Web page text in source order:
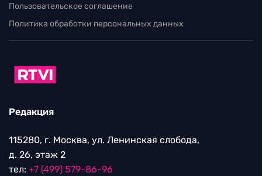
Пользовательское соглашение
Политика обработки персональных данных
Редакция
115280, г. Москва, ул. Ленинская слобода,
д. 26, этаж 2
тел: +7 (499) 579-86-96